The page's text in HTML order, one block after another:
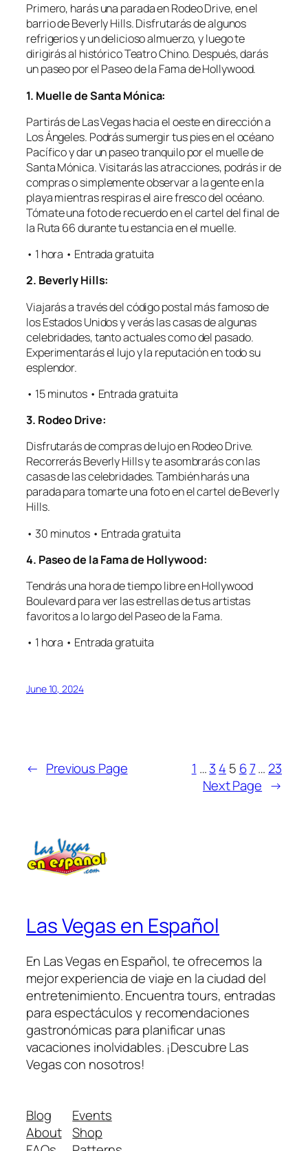
Primero, harás una parada en Rodeo Drive, en el
barrio de Beverly Hills. Disfrutarás de algunos
refrigerios y un delicioso almuerzo, y luego te
dirigirás al histórico Teatro Chino. Después, darás
un paseo por el Paseo de la Fama de Hollywood.
1. Muelle de Santa Mónica:
Partirás de Las Vegas hacia el oeste en dirección a
Los Ángeles. Podrás sumergir tus pies en el océano
Pacífico y dar un paseo tranquilo por el muelle de
Santa Mónica. Visitarás las atracciones, podrás ir de
compras o simplemente observar a la gente en la
playa mientras respiras el aire fresco del océano.
Tómate una foto de recuerdo en el cartel del final de
la Ruta 66 durante tu estancia en el muelle.
• 1 hora • Entrada gratuita
2. Beverly Hills:
Viajarás a través del código postal más famoso de
los Estados Unidos y verás las casas de algunas
celebridades, tanto actuales como del pasado.
Experimentarás el lujo y la reputación en todo su
esplendor.
• 15 minutos • Entrada gratuita
3. Rodeo Drive:
Disfrutarás de compras de lujo en Rodeo Drive.
Recorrerás Beverly Hills y te asombrarás con las
casas de las celebridades. También harás una
parada para tomarte una foto en el cartel de Beverly
Hills.
• 30 minutos • Entrada gratuita
4. Paseo de la Fama de Hollywood:
Tendrás una hora de tiempo libre en Hollywood
Boulevard para ver las estrellas de tus artistas
favoritos a lo largo del Paseo de la Fama.
• 1 hora • Entrada gratuita
June 10, 2024
← Previous Page 1 …3 4 5 67… 23
Next Page →
Las Vegas en Español
En Las Vegas en Español, te ofrecemos la
mejor experiencia de viaje en la ciudad del
entretenimiento. Encuentra tours, entradas
para espectáculos y recomendaciones
gastronómicas para planificar unas
vacaciones inolvidables. ¡Descubre Las
Vegas con nosotros!
Blog
About
Events
Shop